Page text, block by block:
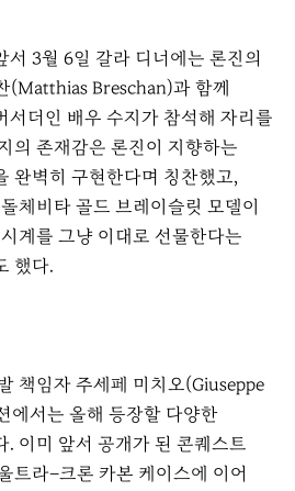
서 3월 6일 갈라 디너에는 론진의
(Matthias Breschan)과 함께
서더인 배우 수지가 참석해 자리를
의 존재감은 론진이 지향하는
완벽히 구현한다며 칭찬했고,
체비타 골드 브레이슬릿 모델이
계를 그냥 이대로 선물한다는
했다.
책임자 주세페 미치오(Giuseppe
에서는 올해 등장할 다양한
. 이미 앞서 공개가 된 콘퀘스트
트라–크론 카본 케이스에 이어